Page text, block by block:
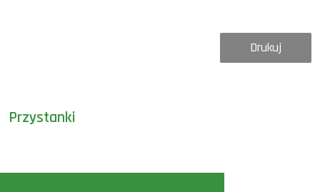
Przystanki
Drukuj